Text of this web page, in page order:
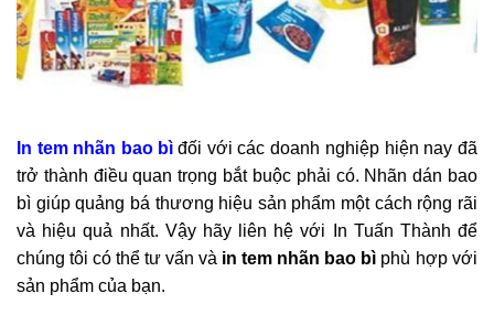
In tem nhãn bao bì đối với các doanh nghiệp hiện nay đã
trở thành điều quan trọng bắt buộc phải có. Nhãn dán bao
bì giúp quảng bá thương hiệu sản phẩm một cách rộng rãi
và hiệu quả nhất. Vậy hãy liên hệ với In Tuấn Thành để
chúng tôi có thể tư vấn và in tem nhãn bao bì phù hợp với
sản phẩm của bạn.